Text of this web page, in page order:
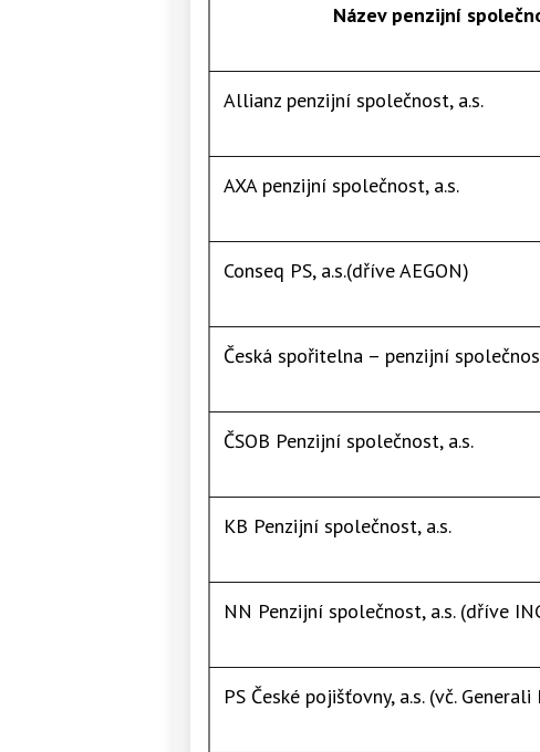
Název penzijní
Allianz penzijní společnost, a.s.
AXA penzijní společnost, a.s.
Conseq PS, a.s.(dříve AEGON)
Česká spořitelna – penzijní
ČSOB Penzijní společnost, a.s.
KB Penzijní společnost, a.s.
NN Penzijní společnost, a.s. (dříve
PS České pojišťovny, a.s. (vč. Generali